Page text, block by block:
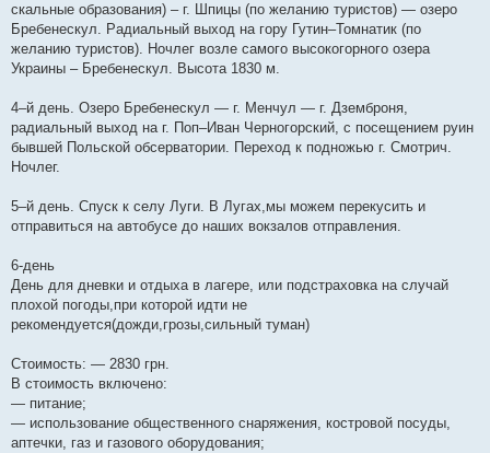
скальные образования) – г. Шпицы (по желанию туристов) — озеро
Бребенескул. Радиальный выход на гору Гутин–Томнатик (по
желанию туристов). Ночлег возле самого высокогорного озера
Украины – Бребенескул. Высота 1830 м.
4–й день. Озеро Бребенескул — г. Менчул — г. Дземброня,
радиальный выход на г. Поп–Иван Черногорский, с посещением руин
бывшей Польской обсерватории. Переход к подножью г. Смотрич.
Ночлег.
5–й день. Спуск к селу Луги. В Лугах,мы можем перекусить и
отправиться на автобусе до наших вокзалов отправления.
6-день
День для дневки и отдыха в лагере, или подстраховка на случай
плохой погоды,при которой идти не
рекомендуется(дожди,грозы,сильный туман)
Стоимость: — 2830 грн.
В стоимость включено:
— питание;
— использование общественного снаряжения, костровой посуды,
аптечки, газ и газового оборудования;